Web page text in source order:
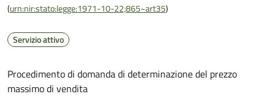
(urn:nir:stato:legge:1971-10-22;865~art35)
Servizio attivo
Procedimento di domanda di determinazione del prezzo
massimo di vendita